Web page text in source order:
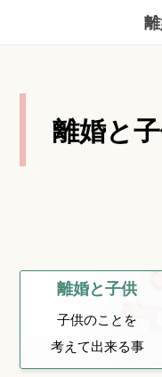
離婚と
離婚と子供
子供のことを
考えて出来る事